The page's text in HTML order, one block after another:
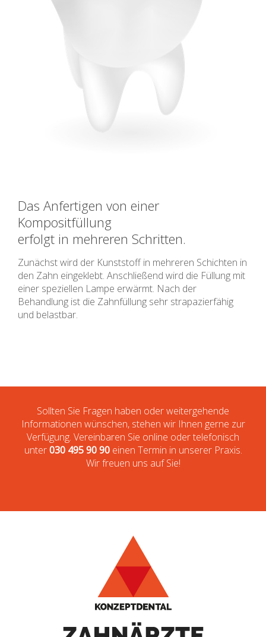
Das Anfertigen von einer
Kompositfüllung
erfolgt in mehreren Schritten.
Zunächst wird der Kunststoff in mehreren Schichten in
den Zahn eingeklebt. Anschließend wird die Füllung mit
einer speziellen Lampe erwärmt. Nach der
Behandlung ist die Zahnfüllung sehr strapazierfähig
und belastbar.
Sollten Sie Fragen haben oder weitergehende
Informationen wünschen, stehen wir Ihnen gerne zur
Verfügung. Vereinbaren Sie online oder telefonisch
unter030 495 90 90einen Termin in unserer Praxis.
Wir freuen uns auf Sie!